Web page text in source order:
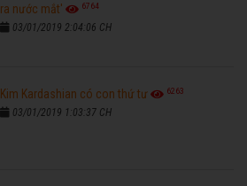
ra nước mắt'
6764
03/01/2019 2:04:06 CH
Kim Kardashian có con thứ tư 6263
03/01/2019 1:03:37 CH